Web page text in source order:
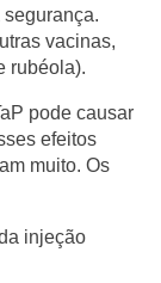
vacinas,
rubéola).
pode causar
efeitos
muito. Os
injeção